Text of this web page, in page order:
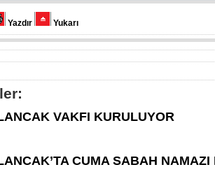
Yazdır Yukarı
VAKFI KURULUYOR
CUMA SABAH